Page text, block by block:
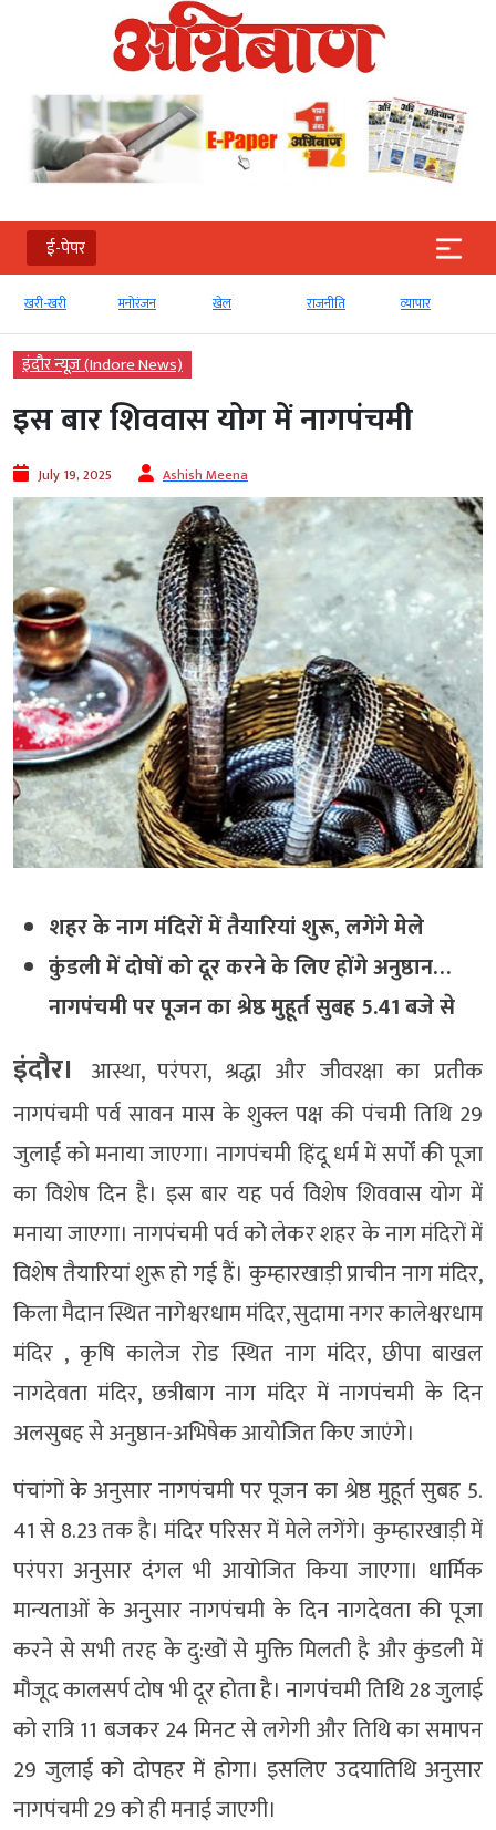
ई-पेपर
खरी-खरी मनोरंजन खेल राजनीति व्‍यापार
इंदौर न्यूज़ (Indore News)
इस बार शिववास योग में नागपंचमी
July 19, 2025 Ashish Meena
शहर के नाग मंदिरों में तैयारियां शुरू, लगेंगे मेले
कुंडली में दोषों को दूर करने के लिए होंगे अनुष्ठान…
नागपंचमी पर पूजन का श्रेष्ठ मुहूर्त सुबह 5.41 बजे से
इंदौर। आस्था, परंपरा, श्रद्धा और जीवरक्षा का प्रतीक
नागपंचमी पर्व सावन मास के शुक्ल पक्ष की पंचमी तिथि 29
जुलाई को मनाया जाएगा। नागपंचमी हिंदू धर्म में सर्पों की पूजा
का विशेष दिन है। इस बार यह पर्व विशेष शिववास योग में
मनाया जाएगा। नागपंचमी पर्व को लेकर शहर के नाग मंदिरों में
विशेष तैयारियां शुरू हो गई हैं। कुम्हारखाड़ी प्राचीन नाग मंदिर,
किला मैदान स्थित नागेश्वरधाम मंदिर, सुदामा नगर कालेश्वरधाम
मंदिर , कृषि कालेज रोड स्थित नाग मंदिर, छीपा बाखल
नागदेवता मंदिर, छत्रीबाग नाग मंदिर में नागपंचमी के दिन
अलसुबह से अनुष्ठान-अभिषेक आयोजित किए जाएंगे।
पंचांगों के अनुसार नागपंचमी पर पूजन का श्रेष्ठ मुहूर्त सुबह 5.
41 से 8.23 तक है। मंदिर परिसर में मेले लगेंगे। कुम्हारखाड़ी में
परंपरा अनुसार दंगल भी आयोजित किया जाएगा। धार्मिक
मान्यताओं के अनुसार नागपंचमी के दिन नागदेवता की पूजा
करने से सभी तरह के दु:खों से मुक्ति मिलती है और कुंडली में
मौजूद कालसर्प दोष भी दूर होता है। नागपंचमी तिथि 28 जुलाई
को रात्रि 11 बजकर 24 मिनट से लगेगी और तिथि का समापन
29 जुलाई को दोपहर में होगा। इसलिए उदयातिथि अनुसार
नागपंचमी 29 को ही मनाई जाएगी।